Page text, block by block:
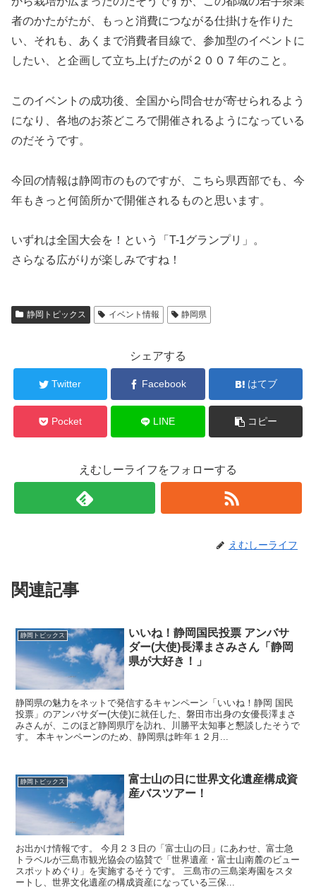
者のかたがたが、もっと消費につながる仕掛けを作りた
い、それも、あくまで消費者目線で、参加型のイベントに
したい、と企画して立ち上げたのが２００７年のこと。
このイベントの成功後、全国から問合せが寄せられるよう
になり、各地のお茶どころで開催されるようになっている
のだそうです。
今回の情報は静岡市のものですが、こちら県西部でも、今
年もきっと何箇所かで開催されるものと思います。
いずれは全国大会を！という「T-1グランプリ」。
さらなる広がりが楽しみですね！
静岡トピックス イベント情報 静岡県
シェアする
Twitter Facebook はてブ
Pocket LINE コピー
えむしーライフをフォローする
えむしーライフ
関連記事
静岡トピックス
いいね！静岡国民投票 アンバサ
ダー(大使)長澤まさみさん「静岡
県が大好き！」
静岡県の魅力をネットで発信するキャンペーン「いいね！静岡 国民
投票」のアンバサダー(大使)に就任した、磐田市出身の女優長澤まさ
みさんが、このほど静岡県庁を訪れ、川勝平太知事と懇談したそうで
す。 本キャンペーンのため、静岡県は昨年１２月...
静岡トピックス
富士山の日に世界文化遺産構成資
産バスツアー！
お出かけ情報です。 今月２３日の「富士山の日」にあわせ、富士急
トラベルが三島市観光協会の協賛で「世界遺産・富士山南麓のビュー
スポットめぐり」を実施するそうです。 三島市の三島楽寿園をスタ
ートし、世界文化遺産の構成資産になっている三保...